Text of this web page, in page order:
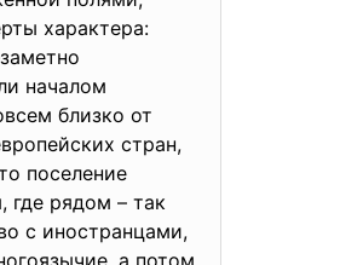
характера:
началом
близко от
стран,
поселение
где рядом – так
с иностранцами,
а потом